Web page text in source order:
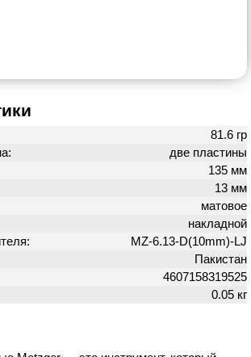
81.6 гр
две пластины
135 мм
13 мм
матовое
накладной
MZ-6.13-D(10mm)-LJ
Пакистан
4607158319525
0.05 кг